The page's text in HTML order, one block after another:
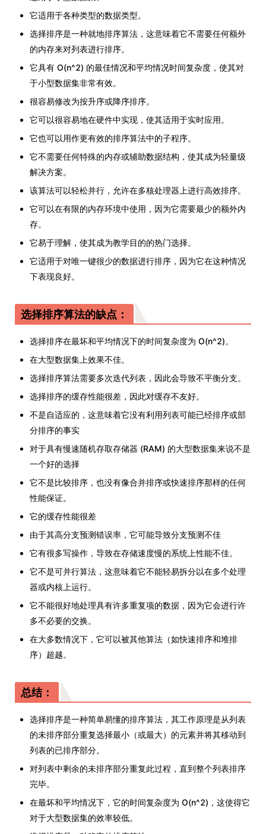
它适用于各种类型的数据类型。
选择排序是一种就地排序算法，这意味着它不需要任何额外
的内存来对列表进行排序。
它具有 O(n^2) 的最佳情况和平均情况时间复杂度，使其对
于小型数据集非常有效。
很容易修改为按升序或降序排序。
它可以很容易地在硬件中实现，使其适用于实时应用。
它也可以用作更有效的排序算法中的子程序。
它不需要任何特殊的内存或辅助数据结构，使其成为轻量级
解决方案。
该算法可以轻松并行，允许在多核处理器上进行高效排序。
它可以在有限的内存环境中使用，因为它需要最少的额外内
存。
它易于理解，使其成为教学目的的热门选择。
它适用于对唯一键很少的数据进行排序，因为它在这种情况
下表现良好。
选择排序算法的缺点：
选择排序在最坏和平均情况下的时间复杂度为 O(n^2)。
在大型数据集上效果不佳。
选择排序算法需要多次迭代列表，因此会导致不平衡分支。
选择排序的缓存性能很差，因此对缓存不友好。
不是自适应的，这意味着它没有利用列表可能已经排序或部
分排序的事实
对于具有慢速随机存取存储器 (RAM) 的大型数据集来说不是
一个好的选择
它不是比较排序，也没有像合并排序或快速排序那样的任何
性能保证。
它的缓存性能很差
由于其高分支预测错误率，它可能导致分支预测不佳
它有很多写操作，导致在存储速度慢的系统上性能不佳。
它不是可并行算法，这意味着它不能轻易拆分以在多个处理
器或内核上运行。
它不能很好地处理具有许多重复项的数据，因为它会进行许
多不必要的交换。
在大多数情况下，它可以被其他算法（如快速排序和堆排
序）超越。
总结：
选择排序是一种简单易懂的排序算法，其工作原理是从列表
的未排序部分重复选择最小（或最大）的元素并将其移动到
列表的已排序部分。
对列表中剩余的未排序部分重复此过程，直到整个列表排序
完毕。
在最坏和平均情况下，它的时间复杂度为 O(n^2)，这使得它
对于大型数据集的效率较低。